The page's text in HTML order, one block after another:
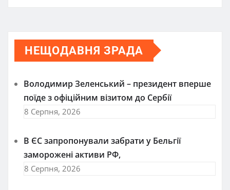
НЕЩОДАВНЯ ЗРАДА
Володимир Зеленський – президент вперше
поїде з офіційним візитом до Сербії
8 Серпня, 2026
В ЄС запропонували забрати у Бельгії
заморожені активи РФ,
8 Серпня, 2026